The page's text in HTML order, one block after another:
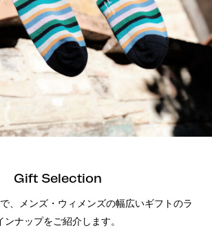
Gift Selection
、メンズ・ウィメンズの幅広いギフトのラ
ンナップをご紹介します。